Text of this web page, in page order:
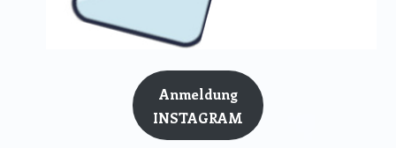
Anmeldung
INSTAGRAM